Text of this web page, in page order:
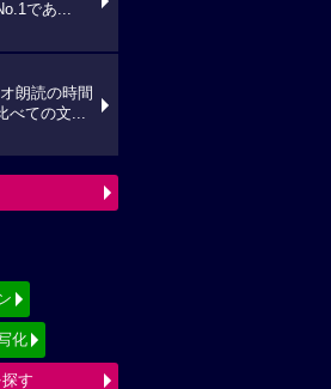
であ...
朗読の時間
べての文...
化
す